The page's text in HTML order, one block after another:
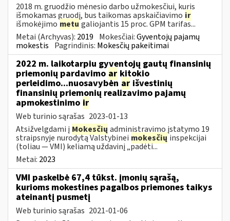
2018 m. gruodžio mėnesio darbo užmokesčiui, kuris
išmokamas gruodį, bus taikomas apskaičiavimo ir
išmokėjimo metu galiojantis 15 proc. GPM tarifas...
Metai (Archyvas): 2019 Mokesčiai:Gyventojų pajamų
mokestis Pagrindinis: Mokesčių pakeitimai
2022 m. laikotarpiu gyventojų gautų finansinių
priemonių pardavimo ar kitokio
perleidimo...nuosavybėn ar išvestinių
finansinių priemonių realizavimo pajamų
apmokestinimo ir
Web turinio sąrašas 2023-01-13
Atsižvelgdami į Mokesčių administravimo įstatymo 19
straipsnyje nurodytą Valstybinei mokesčių inspekcijai
(toliau — VMI) keliamą uždavinį „padėti...
Metai: 2023
VMI paskelbė 67,4 tūkst. įmonių sąrašą,
kurioms mokestines pagalbos priemones taikys
ateinantį pusmetį
Web turinio sąrašas 2021-01-06